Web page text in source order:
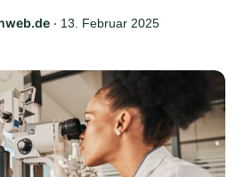
‧ 13. Februar 2025